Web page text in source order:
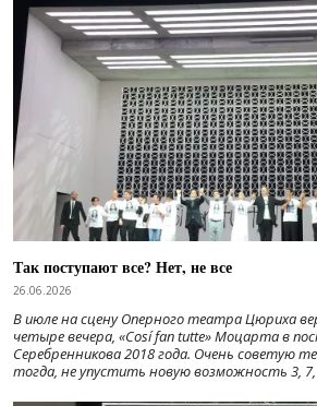
Так поступают все? Нет, не все
26.06.2026
В июле на сцену Оперного театра Цюриха
четыре вечера, «Cosí fan tutte» Моцарта в
Серебренникова 2018 года. Очень советую
тогда, не упустить новую возможность 3, 7,